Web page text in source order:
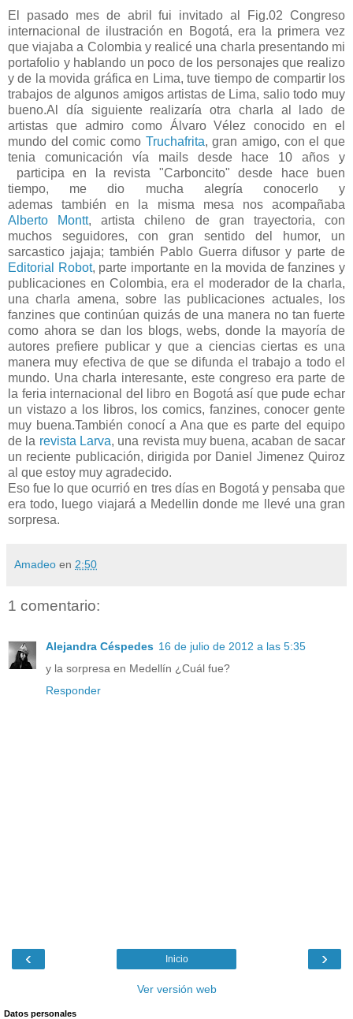
El pasado mes de abril fui invitado al Fig.02 Congreso
internacional de ilustración en Bogotá, era la primera vez
que viajaba a Colombia y realicé una charla presentando mi
portafolio y hablando un poco de los personajes que realizo
y de la movida gráfica en Lima, tuve tiempo de compartir los
trabajos de algunos amigos artistas de Lima, salio todo muy
bueno.Al día siguiente realizaría otra charla al lado de
artistas que admiro como Álvaro Vélez conocido en el
mundo del comic como Truchafrita, gran amigo, con el que
tenia comunicación vía mails desde hace 10 años y
participa en la revista "Carboncito" desde hace buen
tiempo, me dio mucha alegría conocerlo y
ademas también en la misma mesa nos acompañaba
Alberto Montt, artista chileno de gran trayectoria, con
muchos seguidores, con gran sentido del humor, un
sarcastico jajaja; también Pablo Guerra difusor y parte de
Editorial Robot, parte importante en la movida de fanzines y
publicaciones en Colombia, era el moderador de la charla,
una charla amena, sobre las publicaciones actuales, los
fanzines que continúan quizás de una manera no tan fuerte
como ahora se dan los blogs, webs, donde la mayoría de
autores prefiere publicar y que a ciencias ciertas es una
manera muy efectiva de que se difunda el trabajo a todo el
mundo. Una charla interesante, este congreso era parte de
la feria internacional del libro en Bogotá así que pude echar
un vistazo a los libros, los comics, fanzines, conocer gente
muy buena.También conocí a Ana que es parte del equipo
de la revista Larva, una revista muy buena, acaban de sacar
un reciente publicación, dirigida por Daniel Jimenez Quiroz
al que estoy muy agradecido.
Eso fue lo que ocurrió en tres días en Bogotá y pensaba que
era todo, luego viajará a Medellin donde me llevé una gran
sorpresa.
Amadeo en 2:50
1 comentario:
Alejandra Céspedes 16 de julio de 2012 a las 5:35
y la sorpresa en Medellín ¿Cuál fue?
Responder
‹ ›
Inicio
Ver versión web
Datos personales